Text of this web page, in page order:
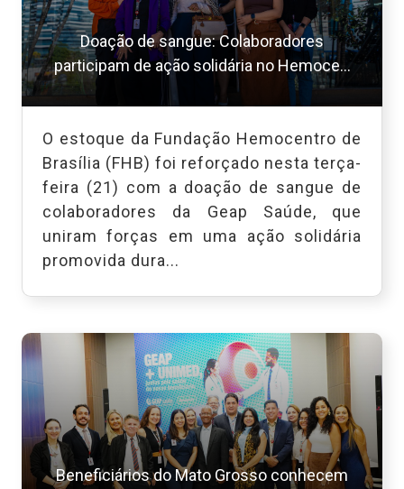
Doação de sangue: Colaboradores
participam de ação solidária no Hemoce...
O estoque da Fundação Hemocentro de
Brasília (FHB) foi reforçado nesta terça-
feira (21) com a doação de sangue de
colaboradores da Geap Saúde, que
uniram forças em uma ação solidária
promovida dura...
Beneficiários do Mato Grosso conhecem